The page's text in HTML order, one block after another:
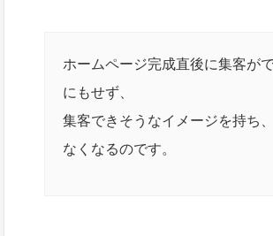
ホームページ完成直後に集客が
にもせず、
集客できそうなイメージを持ち
なくなるのです。